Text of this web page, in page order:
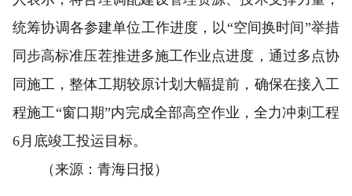
统筹协调各参建单位工作进度，以“空间换时间”举措
同步高标准压茬推进多施工作业点进度，通过多点协
同施工，整体工期较原计划大幅提前，确保在接入工
程施工“窗口期”内完成全部高空作业，全力冲刺工程
6月底竣工投运目标。
（来源：青海日报）